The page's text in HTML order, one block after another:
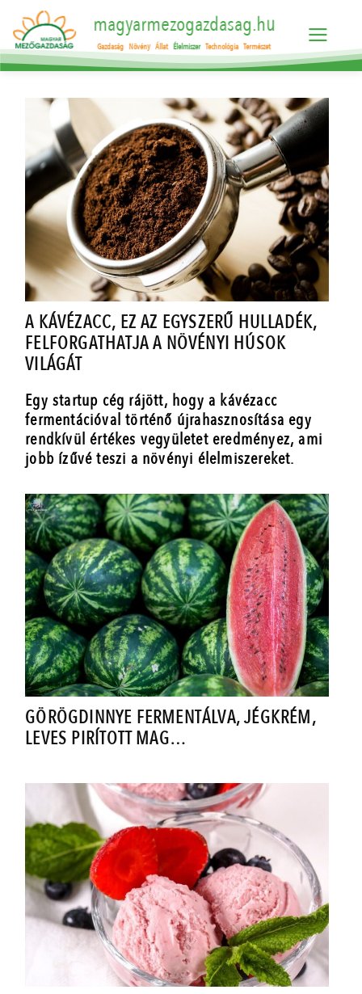
magyarmezogazdasag.hu
Gazdaság Növény Állat Élelmiszer Technológia Természet
A KÁVÉZACC, EZ AZ EGYSZERŰ HULLADÉK,
FELFORGATHATJA A NÖVÉNYI HÚSOK
VILÁGÁT
Egy startup cég rájött, hogy a kávézacc
fermentációval történő újrahasznosítása egy
rendkívül értékes vegyületet eredményez, ami
jobb ízűvé teszi a növényi élelmiszereket.
GÖRÖGDINNYE FERMENTÁLVA, JÉGKRÉM,
LEVES PIRÍTOTT MAG…